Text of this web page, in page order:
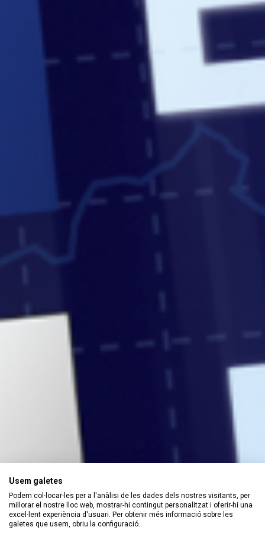
Usem galetes
Podem col·locar-les per a l'anàlisi de les dades dels nostres visitants, per
millorar el nostre lloc web, mostrar-hi contingut personalitzat i oferir-hi una
excel·lent experiència d'usuari. Per obtenir més informació sobre les
galetes que usem, obriu la configuració.